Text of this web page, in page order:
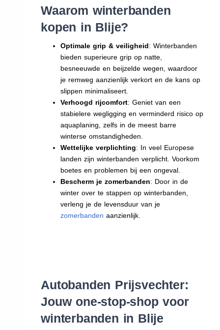
Waarom winterbanden
kopen in Blije?
Optimale grip & veiligheid: Winterbanden
bieden superieure grip op natte,
besneeuwde en beijzelde wegen, waardoor
je remweg aanzienlijk verkort en de kans op
slippen minimaliseert.
Verhoogd rijcomfort: Geniet van een
stabielere wegligging en verminderd risico op
aquaplaning, zelfs in de meest barre
winterse omstandigheden.
Wettelijke verplichting: In veel Europese
landen zijn winterbanden verplicht. Voorkom
boetes en problemen bij een ongeval.
Bescherm je zomerbanden: Door in de
winter over te stappen op winterbanden,
verleng je de levensduur van je
zomerbanden aanzienlijk.
Autobanden Prijsvechter:
Jouw one-stop-shop voor
winterbanden in Blije